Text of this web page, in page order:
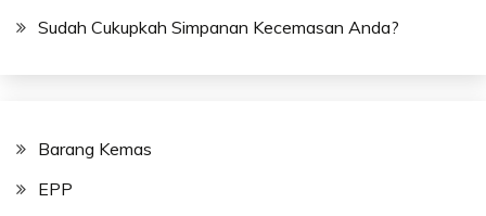
Sudah Cukupkah Simpanan Kecemasan Anda?
Barang Kemas
EPP